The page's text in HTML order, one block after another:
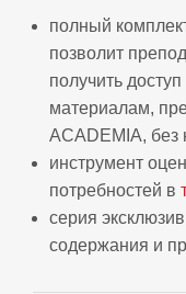
полный
позволит
получить
материалам,
ACADEMIA, без
инструмент
потребностей в
серия
содержания и